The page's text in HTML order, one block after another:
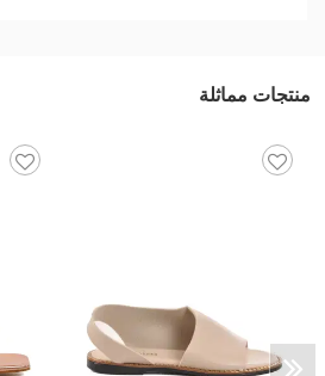
منتجات مماثلة